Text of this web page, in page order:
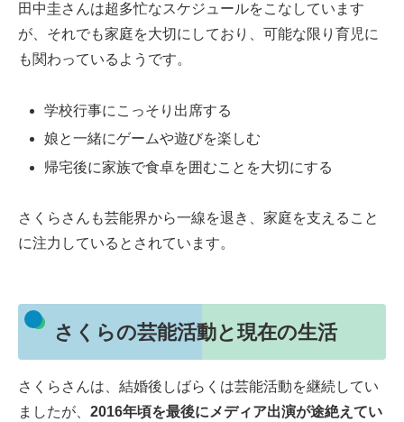
田中圭さんは超多忙なスケジュールをこなしています
が、それでも家庭を大切にしており、可能な限り育児に
も関わっているようです。
学校行事にこっそり出席する
娘と一緒にゲームや遊びを楽しむ
帰宅後に家族で食卓を囲むことを大切にする
さくらさんも芸能界から一線を退き、家庭を支えること
に注力しているとされています。
さくらの芸能活動と現在の生活
さくらさんは、結婚後しばらくは芸能活動を継続してい
ましたが、 2016年頃を最後にメディア出演が途絶えてい